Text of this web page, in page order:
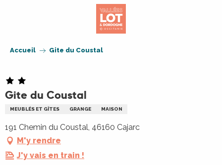
Accueil Gite du Coustal
Gite du Coustal
MEUBLÉS ET GÎTES GRANGE MAISON
191 Chemin du Coustal, 46160 Cajarc
M'y rendre
J'y vais en train !